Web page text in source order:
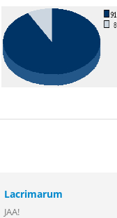
Lacrimarum
JAA!